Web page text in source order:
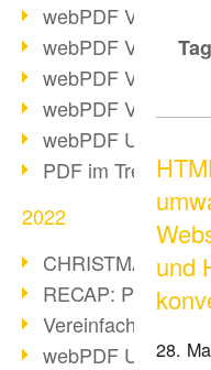
webPDF Video-
webPDF Video-
webPDF Video-
webPDF Video-
webPDF Update
PDF im Trend
2022
CHRISTMAS
RECAP: PDF Days
Vereinfachung
webPDF Update
und
28.